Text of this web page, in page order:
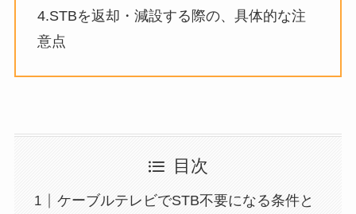
4.STBを返却・減設する際の、具体的な注
意点
目次
ケーブルテレビでSTB不要になる条件と